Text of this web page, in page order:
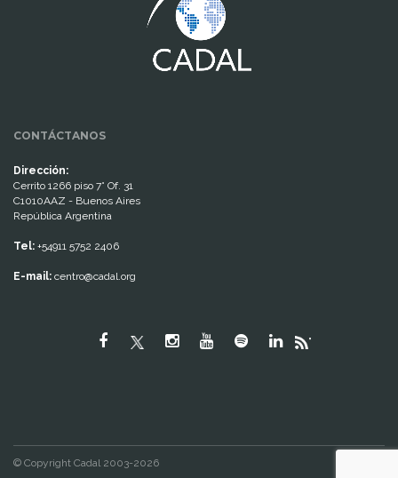
CONTÁCTANOS
Dirección:
Cerrito 1266 piso 7° Of. 31
C1010AAZ - Buenos Aires
República Argentina
Tel: +54911 5752 2406
E-mail: centro@cadal.org
"
© Copyright Cadal 2003-2026